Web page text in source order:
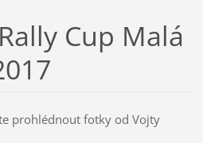
Cup Malá
prohlédnout fotky od Vojty